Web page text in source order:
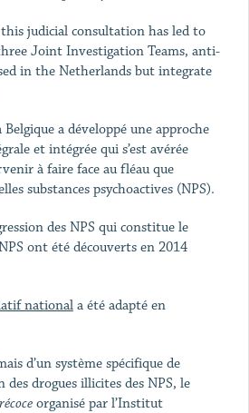
judicial consultation has led to
Joint Investigation Teams, anti-
in the Netherlands but integrate
Belgique a développé une approche
et intégrée qui s’est avérée
à faire face au fléau que
substances psychoactives (NPS).
des NPS qui constitue le
ont été découverts en 2014
nationala été adapté en
d’un système spécifique de
drogues illicites des NPS, le
organisé par l’Institut